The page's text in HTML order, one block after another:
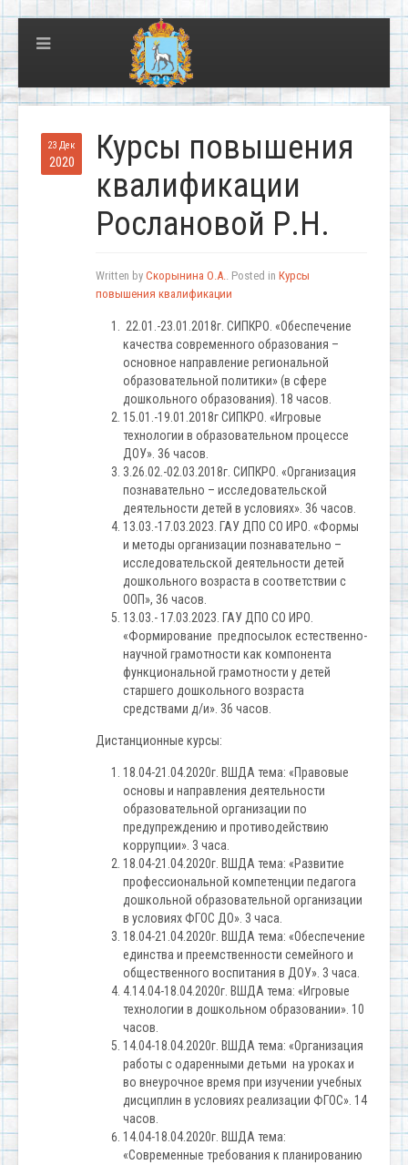
23 Дек
2020
Курсы повышения
квалификации
Рослановой Р.Н.
Written by Скорынина О.А.. Posted in Курсы
повышения квалификации
22.01.-23.01.2018г. СИПКРО. «Обеспечение
качества современного образования –
основное направление региональной
образовательной политики» (в сфере
дошкольного образования). 18 часов.
15.01.-19.01.2018г СИПКРО. «Игровые
технологии в образовательном процессе
ДОУ». 36 часов.
3.26.02.-02.03.2018г. СИПКРО. «Организация
познавательно – исследовательской
деятельности детей в условиях». 36 часов.
13.03.-17.03.2023. ГАУ ДПО СО ИРО. «Формы
и методы организации познавательно –
исследовательской деятельности детей
дошкольного возраста в соответствии с
ООП», 36 часов.
13.03.- 17.03.2023. ГАУ ДПО СО ИРО.
«Формирование предпосылок естественно-
научной грамотности как компонента
функциональной грамотности у детей
старшего дошкольного возраста
средствами д/и». 36 часов.
Дистанционные курсы:
18.04-21.04.2020г. ВШДА тема: «Правовые
основы и направления деятельности
образовательной организации по
предупреждению и противодействию
коррупции». 3 часа.
18.04-21.04.2020г. ВШДА тема: «Развитие
профессиональной компетенции педагога
дошкольной образовательной организации
в условиях ФГОС ДО». 3 часа.
18.04-21.04.2020г. ВШДА тема: «Обеспечение
единства и преемственности семейного и
общественного воспитания в ДОУ». 3 часа.
4.14.04-18.04.2020г. ВШДА тема: «Игровые
технологии в дошкольном образовании». 10
часов.
14.04-18.04.2020г. ВШДА тема: «Организация
работы с одаренными детьми на уроках и
во внеурочное время при изучении учебных
дисциплин в условиях реализации ФГОС». 14
часов.
14.04-18.04.2020г. ВШДА тема:
«Современные требования к планированию